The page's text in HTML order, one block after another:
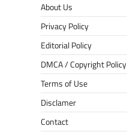
About Us
Privacy Policy
Editorial Policy
DMCA / Copyright Policy
Terms of Use
Disclamer
Contact